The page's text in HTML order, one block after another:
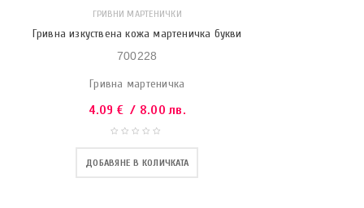
ГРИВНИ МАРТЕНИЧКИ
Гривна изкуствена кожа мартеничка букви
700228
Гривна мартеничка
4.09 € / 8.00 лв.
ДОБАВЯНЕ В КОЛИЧКАТА